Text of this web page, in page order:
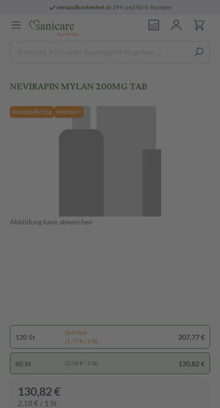
versandkostenfreiab 29 € und für E-Rezepte
NEVIRAPIN MYLAN 200MG TAB
Rezeptpflichtig Reimport
Abbildung kann abweichen
120 St
Spartipp
(1,73 € / 1 St)
207,77 €
60 St (2,18 € / 1 St) 130,82 €
130,82 €
2,18 € / 1 St